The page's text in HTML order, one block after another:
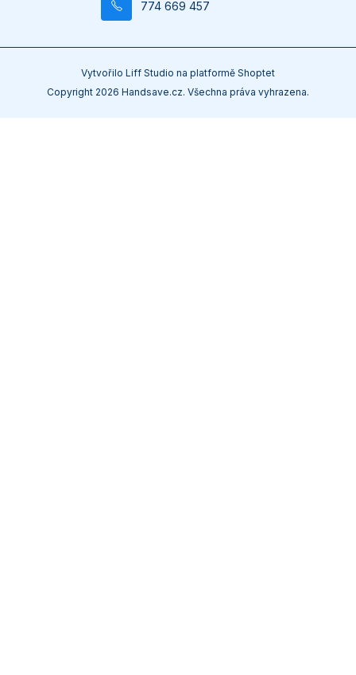
774 669 457
Vytvořilo Liff Studio na platformě Shoptet
Copyright 2026 Handsave.cz. Všechna práva vyhrazena.